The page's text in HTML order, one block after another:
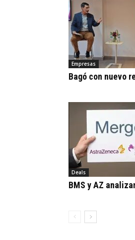
Empresas
Bagó con nuevo
Deals
BMS y AZ